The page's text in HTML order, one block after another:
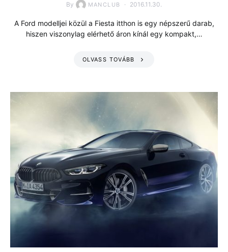
By MANCLUB 2016.11.30.
A Ford modelljei közül a Fiesta itthon is egy népszerű darab,
hiszen viszonylag elérhető áron kínál egy kompakt,…
OLVASS TOVÁBB